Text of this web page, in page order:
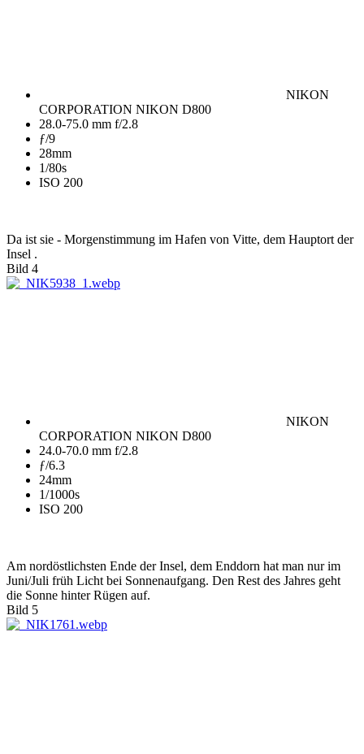
NIKON
CORPORATION NIKON D800
28.0-75.0 mm f/2.8
ƒ/9
28mm
1/80s
ISO 200
Da ist sie - Morgenstimmung im Hafen von Vitte, dem Hauptort der
Insel .
Bild 4
NIKON
CORPORATION NIKON D800
24.0-70.0 mm f/2.8
ƒ/6.3
24mm
1/1000s
ISO 200
Am nordöstlichsten Ende der Insel, dem Enddorn hat man nur im
Juni/Juli früh Licht bei Sonnenaufgang. Den Rest des Jahres geht
die Sonne hinter Rügen auf.
Bild 5